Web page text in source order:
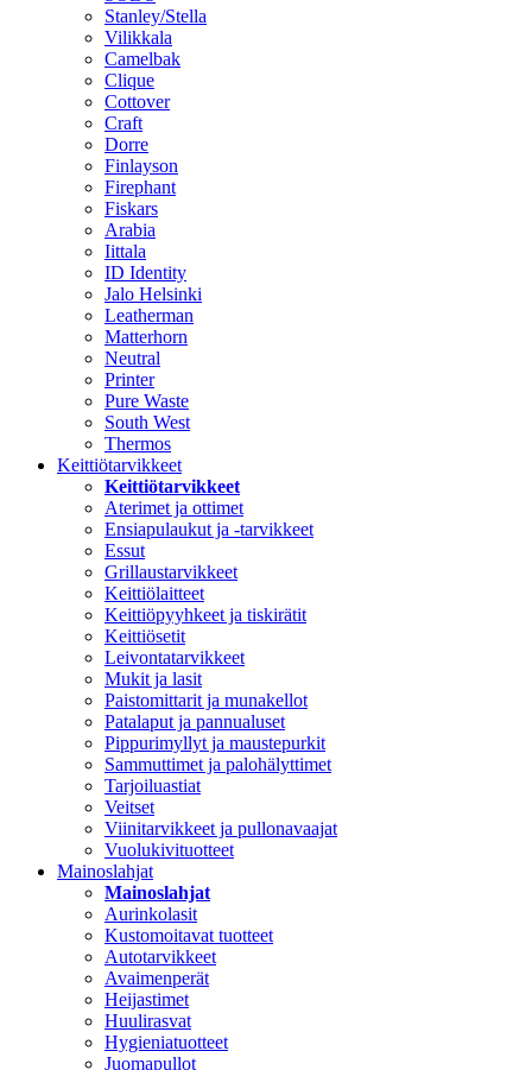
Stanley/Stella
Vilikkala
Camelbak
Clique
Cottover
Craft
Dorre
Finlayson
Firephant
Fiskars
Arabia
Iittala
ID Identity
Jalo Helsinki
Leatherman
Matterhorn
Neutral
Printer
Pure Waste
South West
Thermos
Keittiötarvikkeet
Keittiötarvikkeet
Aterimet ja ottimet
Ensiapulaukut ja -tarvikkeet
Essut
Grillaustarvikkeet
Keittiölaitteet
Keittiöpyyhkeet ja tiskirätit
Keittiösetit
Leivontatarvikkeet
Mukit ja lasit
Paistomittarit ja munakellot
Patalaput ja pannualuset
Pippurimyllyt ja maustepurkit
Sammuttimet ja palohälyttimet
Tarjoiluastiat
Veitset
Viinitarvikkeet ja pullonavaajat
Vuolukivituotteet
Mainoslahjat
Mainoslahjat
Aurinkolasit
Kustomoitavat tuotteet
Autotarvikkeet
Avaimenperät
Heijastimet
Huulirasvat
Hygieniatuotteet
Juomapullot